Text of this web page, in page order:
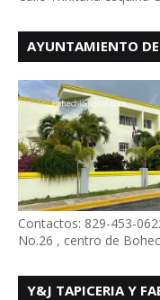
AYUNTAMIENTO
Contactos: 829-453-
No.26 , centro de
Y&J TAPICERIA Y